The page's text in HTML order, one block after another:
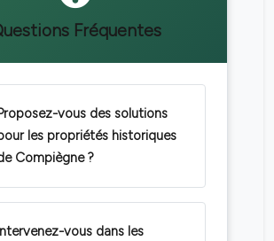
Fréquentes
vous des solutions
les propriétés historiques
Compiègne ?
vous dans les